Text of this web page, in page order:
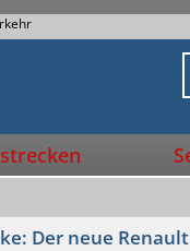
Der neue